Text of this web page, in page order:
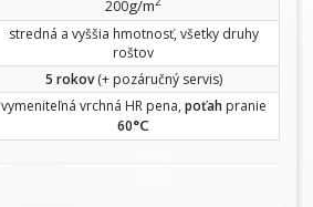
200g/m
stredná a vyššia hmotnosť, všetky druhy
roštov
5 rokov(+ pozáručný servis)
vymeniteľná vrchná HR pena, poťahpranie
60°C